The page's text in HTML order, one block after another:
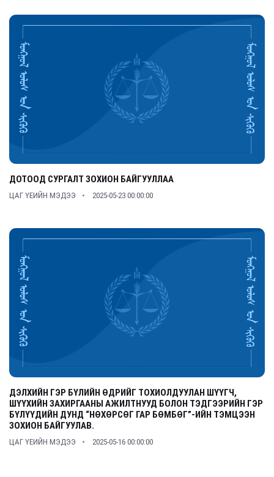
ДОТООД СУРГАЛТ ЗОХИОН БАЙГУУЛЛАА
ЦАГ ҮЕИЙН МЭДЭЭ 2025-05-23 00:00:00
ДЭЛХИЙН ГЭР БҮЛИЙН ӨДРИЙГ ТОХИОЛДУУЛАН ШҮҮГЧ,
ШҮҮХИЙН ЗАХИРГААНЫ АЖИЛТНУУД БОЛОН ТЭДГЭЭРИЙН ГЭР
БҮЛҮҮДИЙН ДУНД “НӨХӨРСӨГ ГАР БӨМБӨГ”-ИЙН ТЭМЦЭЭН
ЗОХИОН БАЙГУУЛАВ.
ЦАГ ҮЕИЙН МЭДЭЭ 2025-05-16 00:00:00